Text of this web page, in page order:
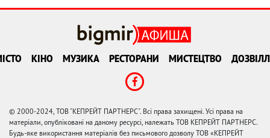
КІНО МУЗИКА РЕСТОРАНИ МИСТЕЦТВО
© 2000-2024, ТОВ "КЕПРЕЙТ ПАРТНЕРС". Всі права захищені. Усі права на
матеріали, опубліковані на даному ресурсі, належать ТОВ КЕПРЕЙТ ПАРТНЕРС.
Будь-яке використання матеріалів без письмового дозволу ТОВ «КЕПРЕЙТ